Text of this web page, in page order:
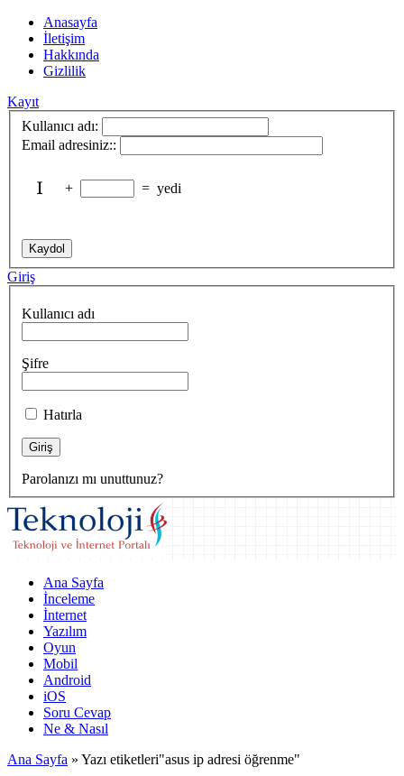
Anasayfa
İletişim
Hakkında
Gizlilik
Kayıt
Kullanıcı adı:
Email adresiniz::
+ = yedi
Giriş
Kullanıcı adı
Şifre
Hatırla
Parolanızı mı unuttunuz?
Ana Sayfa
İnceleme
İnternet
Yazılım
Oyun
Mobil
Android
iOS
Soru Cevap
Ne & Nasıl
Ana Sayfa » Yazı etiketleri"asus ip adresi öğrenme"